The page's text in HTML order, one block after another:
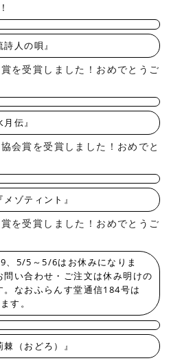
人の唄』
を受賞しました！おめでとうご
伝』
会賞を受賞しました！おめでと
ゾティント』
を受賞しました！おめでとうご
、5/5～5/6はお休みになりま
問い合わせ・ご注文は休み明けの
。なおふらんす堂通信184号は
す。
（おどろ）』